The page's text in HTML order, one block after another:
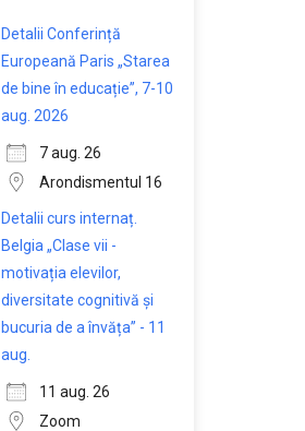
Detalii Conferință
Europeană Paris „Starea
de bine în educație”, 7-10
aug. 2026
7 aug. 26
Arondismentul 16
Detalii curs internaț.
Belgia „Clase vii -
motivația elevilor,
diversitate cognitivă și
bucuria de a învăța” - 11
aug.
11 aug. 26
Zoom